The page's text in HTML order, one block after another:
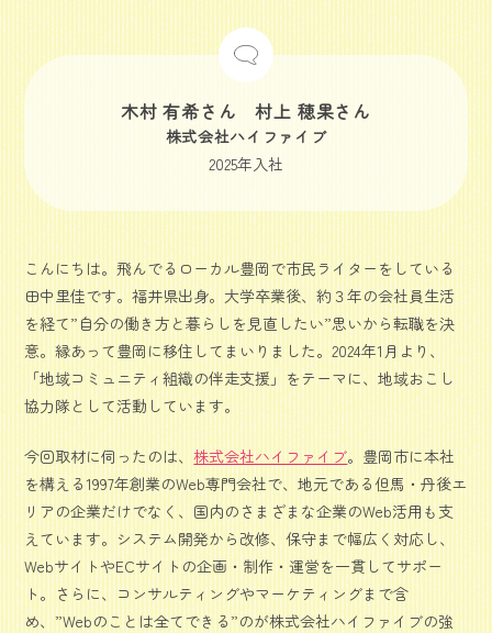
木村 有希さん 村上 穂果さん
株式会社ハイファイブ
2025年入社
こんにちは。飛んでるローカル豊岡で市民ライターをしている
田中里佳です。福井県出身。大学卒業後、約３年の会社員生活
を経て”自分の働き方と暮らしを見直したい”思いから転職を決
意。縁あって豊岡に移住してまいりました。2024年1月より、
「地域コミュニティ組織の伴走支援」をテーマに、地域おこし
協力隊として活動しています。
今回取材に伺ったのは、株式会社ハイファイブ。豊岡市に本社
を構える1997年創業のWeb専門会社で、地元である但馬・丹後エ
リアの企業だけでなく、国内のさまざまな企業のWeb活用も支
えています。システム開発から改修、保守まで幅広く対応し、
WebサイトやECサイトの企画・制作・運営を一貫してサポー
ト。さらに、コンサルティングやマーケティングまで含
め、”Webのことは全てできる”のが株式会社ハイファイブの強